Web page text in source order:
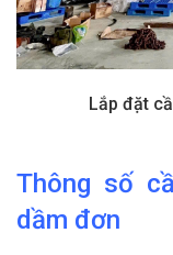
Lắp đặt
Thông số
dầm đơn